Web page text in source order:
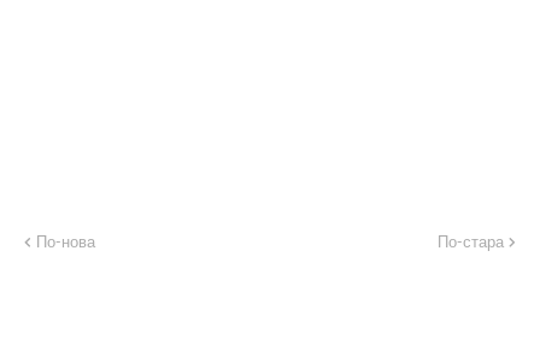
По-нова По-стара